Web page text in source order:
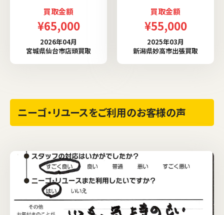
買取金額
¥65,000
2026年04月
宮城県仙台市店頭買取
買取金額
¥55,000
2025年03月
新潟県妙高市出張買取
ニーゴ・リユースをご利用のお客様の声